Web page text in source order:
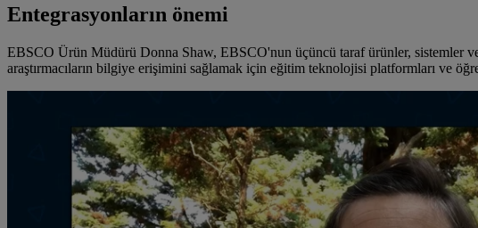
Entegrasyonların önemi
EBSCO Ürün Müdürü Donna Shaw, EBSCO'nun üçüncü taraf ürünler, sistemler
araştırmacıların bilgiye erişimini sağlamak için eğitim teknolojisi platformları ve